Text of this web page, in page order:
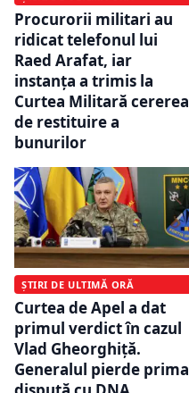
Procurorii militari au
ridicat telefonul lui
Raed Arafat, iar
instanța a trimis la
Curtea Militară cererea
de restituire a
bunurilor
ȘTIRI DE ULTIMĂ ORĂ
Curtea de Apel a dat
primul verdict în cazul
Vlad Gheorghiță.
Generalul pierde prima